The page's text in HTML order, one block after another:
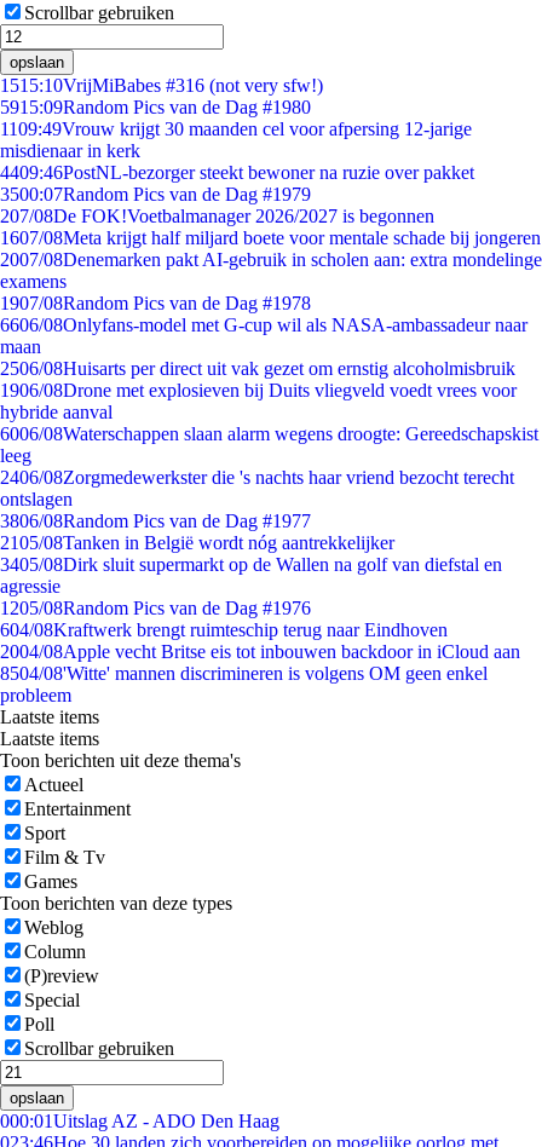
Scrollbar gebruiken
opslaan
1515:10VrijMiBabes #316 (not very sfw!)
5915:09Random Pics van de Dag #1980
1109:49Vrouw krijgt 30 maanden cel voor afpersing 12-jarige
misdienaar in kerk
4409:46PostNL-bezorger steekt bewoner na ruzie over pakket
3500:07Random Pics van de Dag #1979
207/08De FOK!Voetbalmanager 2026/2027 is begonnen
1607/08Meta krijgt half miljard boete voor mentale schade bij jongeren
2007/08Denemarken pakt AI-gebruik in scholen aan: extra mondelinge
examens
1907/08Random Pics van de Dag #1978
6606/08Onlyfans-model met G-cup wil als NASA-ambassadeur naar
maan
2506/08Huisarts per direct uit vak gezet om ernstig alcoholmisbruik
1906/08Drone met explosieven bij Duits vliegveld voedt vrees voor
hybride aanval
6006/08Waterschappen slaan alarm wegens droogte: Gereedschapskist
leeg
2406/08Zorgmedewerkster die 's nachts haar vriend bezocht terecht
ontslagen
3806/08Random Pics van de Dag #1977
2105/08Tanken in België wordt nóg aantrekkelijker
3405/08Dirk sluit supermarkt op de Wallen na golf van diefstal en
agressie
1205/08Random Pics van de Dag #1976
604/08Kraftwerk brengt ruimteschip terug naar Eindhoven
2004/08Apple vecht Britse eis tot inbouwen backdoor in iCloud aan
8504/08'Witte' mannen discrimineren is volgens OM geen enkel
probleem
Laatste items
Laatste items
Toon berichten uit deze thema's
Actueel
Entertainment
Sport
Film & Tv
Games
Toon berichten van deze types
Weblog
Column
(P)review
Special
Poll
Scrollbar gebruiken
opslaan
000:01Uitslag AZ - ADO Den Haag
023:46Hoe 30 landen zich voorbereiden op mogelijke oorlog met